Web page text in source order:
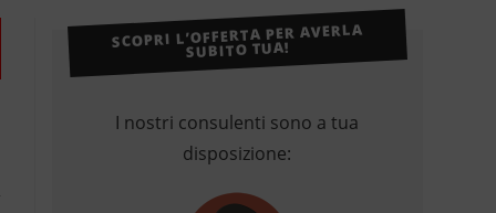
SCOPRI L’OFFERTA PER AVERLA
SUBITO TUA!
I nostri consulenti sono a tua
disposizione: